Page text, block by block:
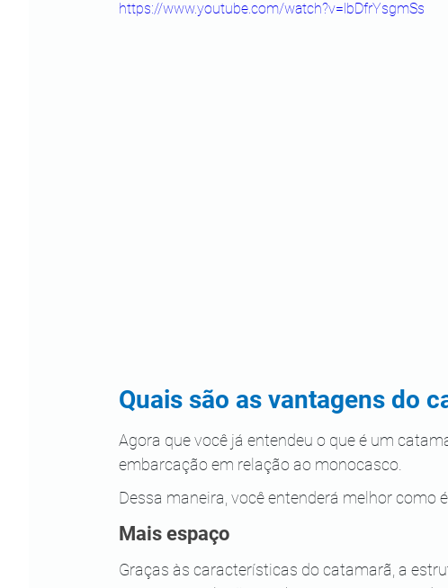
https://www.youtube.com/watch?v=lbDfrYsgmSs
Quais são as vantagens do
Agora que você já entendeu o que é um
embarcação em relação ao monocasco.
Dessa maneira, você entenderá melhor como
Mais espaço
Graças às características do catamarã, a